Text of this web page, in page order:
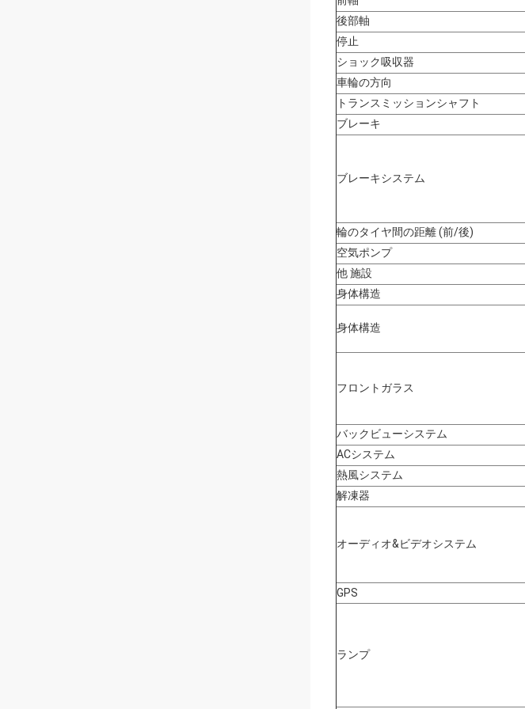
後部軸
停止
ショック吸収器
車輪の方向
トランスミッションシャフト
ブレーキ
ブレーキシステム
輪のタイヤ間の距離 (前/後)
空気ポンプ
他 施設
身体構造
身体構造
フロントガラス
バックビューシステム
ACシステム
熱風システム
解凍器
オーディオ&ビデオシステム
GPS
ランプ